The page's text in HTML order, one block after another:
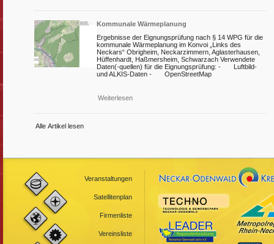
Kommunale Wärmeplanung
Ergebnisse der Eignungsprüfung nach § 14 WPG für die
kommunale Wärmeplanung im Konvoi „Links des
Neckars“ Obrigheim, Neckarzimmern, Aglasterhausen,
Hüffenhardt, Haßmersheim, Schwarzach Verwendete
Daten(-quellen) für die Eignungsprüfung: - Luftbild-
und ALKIS-Daten - OpenStreetMap
Weiterlesen
Alle Artikel lesen
Veranstaltungen
Satellitenplan
Firmenliste
Vereinsliste